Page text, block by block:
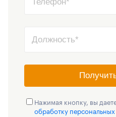
Нажимая кнопку, вы
обработку